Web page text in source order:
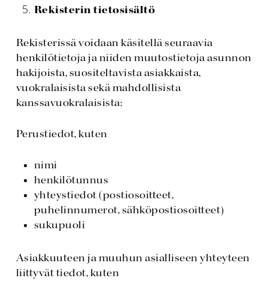
Rekisterin tietosisältö
Rekisterissä voidaan käsitellä seuraavia
henkilötietoja ja niiden muutostietoja asunnon
hakijoista, suositeltavista asiakkaista,
vuokralaisista sekä mahdollisista
kanssavuokralaisista:
Perustiedot, kuten
nimi
henkilötunnus
yhteystiedot (postiosoitteet,
puhelinnumerot, sähköpostiosoitteet)
sukupuoli
Asiakkuuteen ja muuhun asialliseen yhteyteen
liittyvät tiedot, kuten